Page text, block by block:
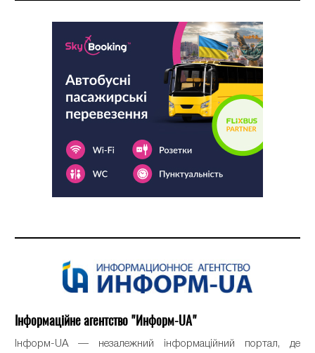
Інформаційне агентство "Информ-UA"
Інформ-UA — незалежний інформаційний портал, де